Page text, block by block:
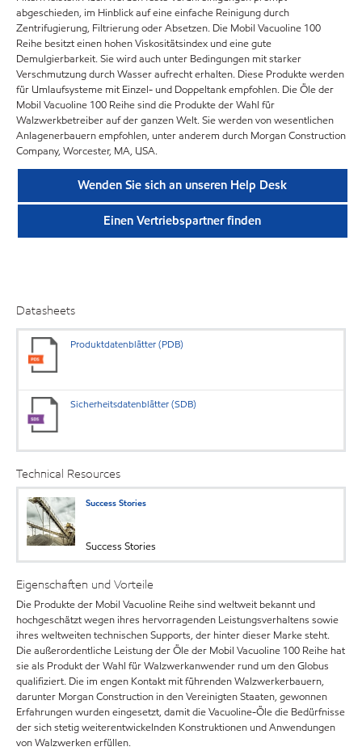
abgeschieden, im Hinblick auf eine einfache Reinigung durch
Zentrifugierung, Filtrierung oder Absetzen. Die Mobil Vacuoline 100
Reihe besitzt einen hohen Viskositätsindex und eine gute
Demulgierbarkeit. Sie wird auch unter Bedingungen mit starker
Verschmutzung durch Wasser aufrecht erhalten. Diese Produkte werden
für Umlaufsysteme mit Einzel- und Doppeltank empfohlen. Die Öle der
Mobil Vacuoline 100 Reihe sind die Produkte der Wahl für
Walzwerkbetreiber auf der ganzen Welt. Sie werden von wesentlichen
Anlagenerbauern empfohlen, unter anderem durch Morgan Construction
Company, Worcester, MA, USA.
Wenden Sie sich an unseren Help Desk
Einen Vertriebspartner finden
Datasheets
Produktdatenblätter (PDB)
Sicherheitsdatenblätter (SDB)
Technical Resources
Success Stories
Success Stories
Eigenschaften und Vorteile
Die Produkte der Mobil Vacuoline Reihe sind weltweit bekannt und
hochgeschätzt wegen ihres hervorragenden Leistungsverhaltens sowie
ihres weltweiten technischen Supports, der hinter dieser Marke steht.
Die außerordentliche Leistung der Öle der Mobil Vacuoline 100 Reihe hat
sie als Produkt der Wahl für Walzwerkanwender rund um den Globus
qualifiziert. Die im engen Kontakt mit führenden Walzwerkerbauern,
darunter Morgan Construction in den Vereinigten Staaten, gewonnen
Erfahrungen wurden eingesetzt, damit die Vacuoline-Öle die Bedürfnisse
der sich stetig weiterentwickelnden Konstruktionen und Anwendungen
von Walzwerken erfüllen.